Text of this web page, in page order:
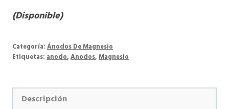
(Disponible)
Categoría: Ánodos De Magnesio
Etiquetas: anodo, Anodos, Magnesio
Descripción